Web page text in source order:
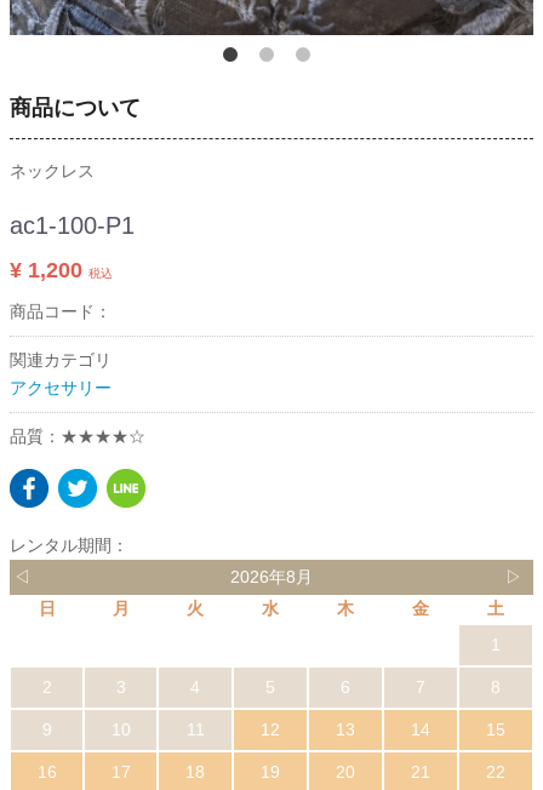
商品について
ネックレス
ac1-100-P1
¥ 1,200 税込
商品コード：
関連カテゴリ
アクセサリー
品質：★★★★☆
レンタル期間：
◁
2026年8月
▷
日
月 火 水 木 金
土
1
2 3 4 5 6 7 8
9 10 11 12 13 14 15
16 17 18 19 20 21 22